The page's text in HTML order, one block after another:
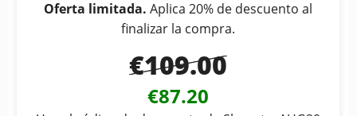
Oferta limitada. Aplica 20% de descuento al
finalizar la compra.
€109.00
€87.20